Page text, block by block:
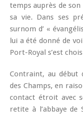
temps auprès de
sa vie. Dans ses
surnom d’ «
lui a été donné de
Port-Royal s’est
Contraint, au début
des Champs, en
contact étroit avec
retite à l’abbaye de